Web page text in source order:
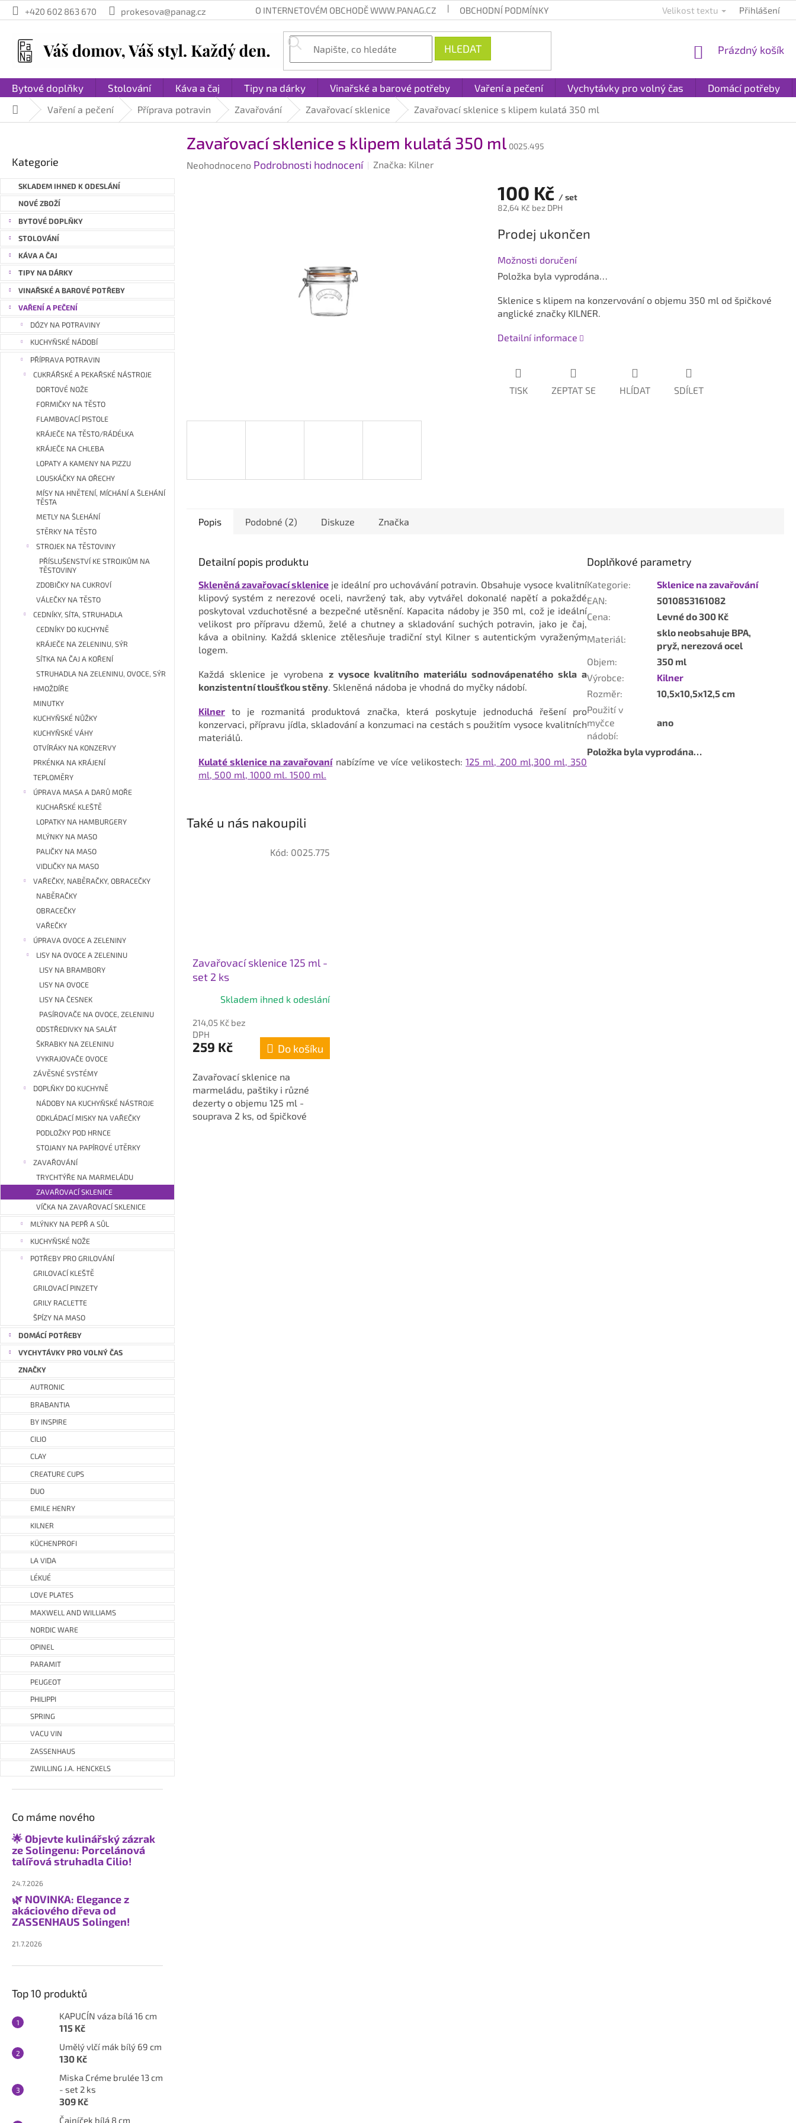
Přejít
na
+420 602 863 670 prokesova@panag.cz O INTERNETOVÉM OBCHODĚ WWW.PANAG.CZ OBCHODNÍ PODMÍNKY PLATBA A DOPRAVA REKLAMACE
Velikost textu Přihlášení
HLEDAT
NÁKUPNÍ
Prázdný košík
Bytové doplňky Stolování Káva a čaj Tipy na dárky Vinařské a barové potřeby Vaření a pečení Vychytávky pro volný čas Domácí potřeby
DomůVaření a pečení Příprava potravin Zavařování Zavařovací sklenice Zavařovací sklenice s klipem kulatá 350 ml
a
n
n
í
n
e
l
kategorie
Kategorie
SKLADEM IHNED K ODESLÁNÍ
NOVÉ ZBOŽÍ
BYTOVÉ DOPLŇKY
STOLOVÁNÍ
KÁVA A ČAJ
TIPY NA DÁRKY
VINAŘSKÉ A BAROVÉ POTŘEBY
VAŘENÍ A PEČENÍ
DÓZY NA POTRAVINY
KUCHYŇSKÉ NÁDOBÍ
PŘÍPRAVA POTRAVIN
CUKRÁŘSKÉ A PEKAŘSKÉ NÁSTROJE
DORTOVÉ NOŽE
FORMIČKY NA TĚSTO
FLAMBOVACÍ PISTOLE
KRÁJEČE NA TĚSTO/RÁDÉLKA
KRÁJEČE NA CHLEBA
LOPATY A KAMENY NA PIZZU
LOUSKÁČKY NA OŘECHY
MÍSY NA HNĚTENÍ, MÍCHÁNÍ A ŠLEHÁNÍ
TĚSTA
METLY NA ŠLEHÁNÍ
STĚRKY NA TĚSTO
STROJEK NA TĚSTOVINY
PŘÍSLUŠENSTVÍ KE STROJKŮM NA
TĚSTOVINY
ZDOBIČKY NA CUKROVÍ
VÁLEČKY NA TĚSTO
CEDNÍKY, SÍTA, STRUHADLA
CEDNÍKY DO KUCHYNĚ
KRÁJEČE NA ZELENINU, SÝR
SÍTKA NA ČAJ A KOŘENÍ
STRUHADLA NA ZELENINU, OVOCE, SÝR
HMOŽDÍŘE
MINUTKY
KUCHYŇSKÉ NŮŽKY
KUCHYŇSKÉ VÁHY
OTVÍRÁKY NA KONZERVY
PRKÉNKA NA KRÁJENÍ
TEPLOMĚRY
ÚPRAVA MASA A DARŮ MOŘE
KUCHAŘSKÉ KLEŠTĚ
LOPATKY NA HAMBURGERY
MLÝNKY NA MASO
PALIČKY NA MASO
VIDLIČKY NA MASO
VAŘEČKY, NABĚRAČKY, OBRACEČKY
NABĚRAČKY
OBRACEČKY
VAŘEČKY
ÚPRAVA OVOCE A ZELENINY
LISY NA OVOCE A ZELENINU
LISY NA BRAMBORY
LISY NA OVOCE
LISY NA ČESNEK
PASÍROVAČE NA OVOCE, ZELENINU
ODSTŘEDIVKY NA SALÁT
ŠKRABKY NA ZELENINU
VYKRAJOVAČE OVOCE
ZÁVĚSNÉ SYSTÉMY
DOPLŇKY DO KUCHYNĚ
NÁDOBY NA KUCHYŇSKÉ NÁSTROJE
ODKLÁDACÍ MISKY NA VAŘEČKY
PODLOŽKY POD HRNCE
STOJANY NA PAPÍROVÉ UTĚRKY
ZAVAŘOVÁNÍ
TRYCHTÝŘE NA MARMELÁDU
ZAVAŘOVACÍ SKLENICE
VÍČKA NA ZAVAŘOVACÍ SKLENICE
MLÝNKY NA PEPŘ A SŮL
KUCHYŇSKÉ NOŽE
POTŘEBY PRO GRILOVÁNÍ
GRILOVACÍ KLEŠTĚ
GRILOVACÍ PINZETY
GRILY RACLETTE
ŠPÍZY NA MASO
DOMÁCÍ POTŘEBY
VYCHYTÁVKY PRO VOLNÝ ČAS
ZNAČKY
AUTRONIC
BRABANTIA
BY INSPIRE
CILIO
CLAY
CREATURE CUPS
DUO
EMILE HENRY
KILNER
KÜCHENPROFI
LA VIDA
LÉKUÉ
LOVE PLATES
MAXWELL AND WILLIAMS
NORDIC WARE
OPINEL
PARAMIT
PEUGEOT
PHILIPPI
SPRING
VACU VIN
ZASSENHAUS
ZWILLING J.A. HENCKELS
Co máme nového
🌟 Objevte kulinářský zázrak
ze Solingenu: Porcelánová
talířová struhadla Cilio!
24.7.2026
🌿 NOVINKA: Elegance z
akáciového dřeva od
ZASSENHAUS Solingen!
21.7.2026
Top 10 produktů
KAPUCÍN váza bílá 16 cm
115 Kč
Umělý vlčí mák bílý 69 cm
130 Kč
Miska Créme brulée 13 cm
- set 2 ks
309 Kč
Čajníček bílá 8 cm
Zavařovací sklenice s klipem kulatá 350 ml 0025.495
Průměrné
Neohodnoceno Podrobnosti hodnocení Značka: Kilner
100 Kč / set
82,64 Kč bez DPH
cena:
Prodej ukončen
Možnosti doručení
Položka byla vyprodána…
Sklenice s klipem na konzervování o objemu 350 ml od špičkové
anglické značky KILNER.
Detailní informace
TISK ZEPTAT SE HLÍDAT SDÍLET
Popis Podobné (2) Diskuze Značka
Detailní popis produktu
Skleněná zavařovací sklenice je ideální pro uchovávání potravin. Obsahuje vysoce kvalitní
klipový systém z nerezové oceli, navržený tak, aby vytvářel dokonalé napětí a pokaždé
poskytoval vzduchotěsné a bezpečné utěsnění. Kapacita nádoby je 350 ml, což je ideální
velikost pro přípravu džemů, želé a chutney a skladování suchých potravin, jako je čaj,
káva a obilniny. Každá sklenice ztělesňuje tradiční styl Kilner s autentickým vyraženým
logem.
Každá sklenice je vyrobena z vysoce kvalitního materiálu sodnovápenatého skla a
konzistentní tloušťkou stěny. Skleněná nádoba je vhodná do myčky nádobí.
Kilner to je rozmanitá produktová značka, která poskytuje jednoduchá řešení pro
konzervaci, přípravu jídla, skladování a konzumaci na cestách s použitím vysoce kvalitních
materiálů.
Kulaté sklenice na zavařovanínabízíme ve více velikostech:125 ml, 200 ml,300 ml, 350
ml, 500 ml, 1000 ml. 1500 ml.
Doplňkové parametry
Kategorie:
Sklenice na zavařování
EAN:
5010853161082
Cena:
Levné do 300 Kč
Materiál:
sklo neobsahuje BPA,
pryž, nerezová ocel
Objem:
350 ml
Výrobce:
Kilner
Rozměr:
10,5x10,5x12,5 cm
Použití v
myčce
nádobí:
ano
Položka byla vyprodána…
Také u nás nakoupili
Zavařovací sklenice 125 ml -
set 2 ks
Skladem ihned k odeslání
214,05 Kč bez
DPH
259 Kč Do košíku
Zavařovací sklenice na
marmeládu, paštiky i různé
dezerty o objemu 125 ml -
souprava 2 ks, od špičkové
Kód: 0025.775